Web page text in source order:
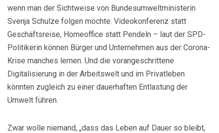
wenn man der Sichtweise von Bundesumweltministerin
Svenja Schulze folgen möchte. Videokonferenz statt
Geschäftsreise, Homeoffice statt Pendeln – laut der SPD-
Politikerin können Bürger und Unternehmen aus der Corona-
Krise manches lernen. Und die vorangeschrittene
Digitalisierung in der Arbeitswelt und im Privatleben
könnten zugleich zu einer dauerhaften Entlastung der
Umwelt führen.
Zwar wolle niemand, „dass das Leben auf Dauer so bleibt,